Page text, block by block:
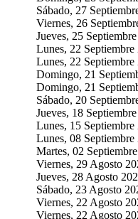
Sábado, 27
Viernes, 26
Jueves, 25
Lunes, 22 Septiembre
Lunes, 22 Septiembre
Domingo, 21
Domingo, 21
Sábado, 20
Jueves, 18
Lunes, 15 Septiembre
Lunes, 08 Septiembre
Martes, 02
Viernes, 29 Agosto
Jueves, 28 Agosto
Sábado, 23 Agosto
Viernes, 22 Agosto
Viernes, 22 Agosto